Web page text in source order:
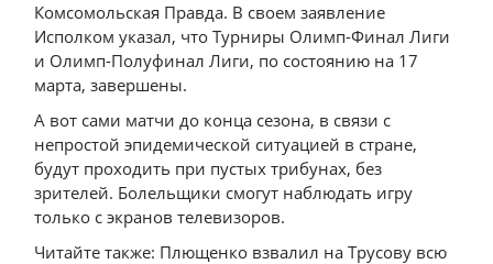
Комсомольская Правда. В своем заявление
Исполком указал, что Турниры Олимп-Финал Лиги
и Олимп-Полуфинал Лиги, по состоянию на 17
марта, завершены.
А вот сами матчи до конца сезона, в связи с
непростой эпидемической ситуацией в стране,
будут проходить при пустых трибунах, без
зрителей. Болельщики смогут наблюдать игру
только с экранов телевизоров.
Читайте также: Плющенко взвалил на Трусову всю